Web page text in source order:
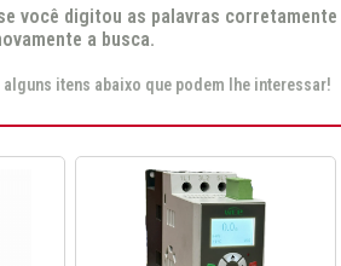
você digitou as palavras corretamente
a busca.
alguns itens abaixo que podem lhe interessar!